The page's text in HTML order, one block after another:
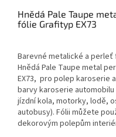
Hnědá Pale Taupe
fólie Grafityp EX73
Barevné metalické a perleť
Hnědá Pale Taupe metal
EX73, pro polep karoserie
barvy karoserie
jízdní kola, motorky, lodě,
autobusy). Fólii můžete
dekorovým polepům